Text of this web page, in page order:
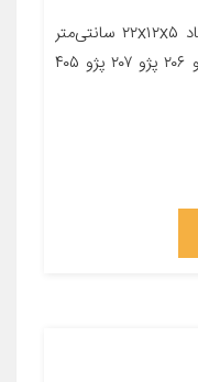
معرفی محصول جزئیات محصول ابعاد ۲۲x۱۲x۵ سانتی‌متر
جنس ویسکوز مناسب برای خودرو پژو ۲۰۶ پژو ۲۰۷ پژو ۴۰۵